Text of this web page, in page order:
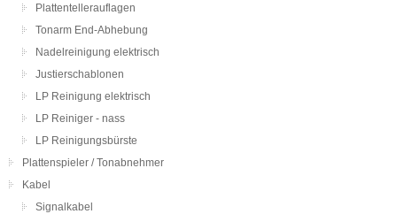
Plattentellerauflagen
Tonarm End-Abhebung
Nadelreinigung elektrisch
Justierschablonen
LP Reinigung elektrisch
LP Reiniger - nass
LP Reinigungsbürste
Plattenspieler / Tonabnehmer
Kabel
Signalkabel